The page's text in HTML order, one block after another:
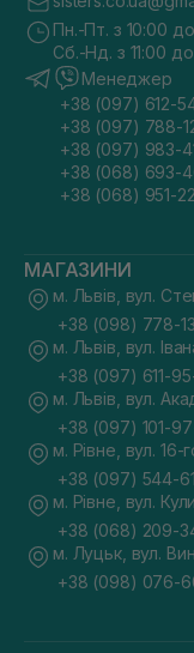
Пн.-Пт. з 10:00
Сб.-Нд. з 11:00
Менеджер
+38 (097) 612-
+38 (097) 788-
+38 (097) 983-
+38 (068) 693-
+38 (068) 951-
МАГАЗИНИ
м. Львів, вул.
+38 (098) 778-
м. Львів, вул.
+38 (097) 611-
м. Львів, вул.
+38 (097) 101-
м. Рівне, вул. 16-
+38 (097) 544-
м. Рівне, вул.
+38 (068) 209-
м. Луцьк, вул.
+38 (098) 076-